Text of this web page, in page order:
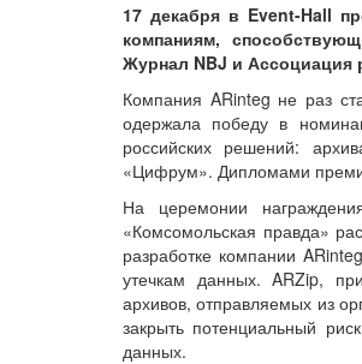
17 декабря в Event-Hall
компаниям,
Журнал NBJ и Ассоциация
Компания ARinteg не раз
одержала победу в
российских решений:
«Цифрум». Дипломами
На церемонии
«Комсомольская правда»
разработке компании
утечкам данных. ARZip,
архивов, отправляемых из
закрыть потенциальный
данных.